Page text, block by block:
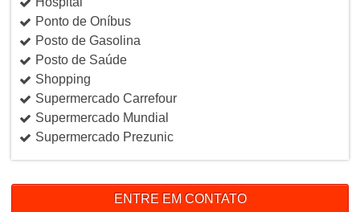
Ponto de Oníbus
Posto de Gasolina
Posto de Saúde
Shopping
Supermercado Carrefour
Supermercado Mundial
Supermercado Prezunic
ENTRE EM CONTATO